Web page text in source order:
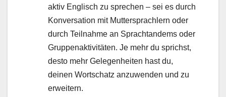
aktiv Englisch zu sprechen – sei es durch
Konversation mit Muttersprachlern oder
durch Teilnahme an Sprachtandems oder
Gruppenaktivitäten. Je mehr du sprichst,
desto mehr Gelegenheiten hast du,
deinen Wortschatz anzuwenden und zu
erweitern.